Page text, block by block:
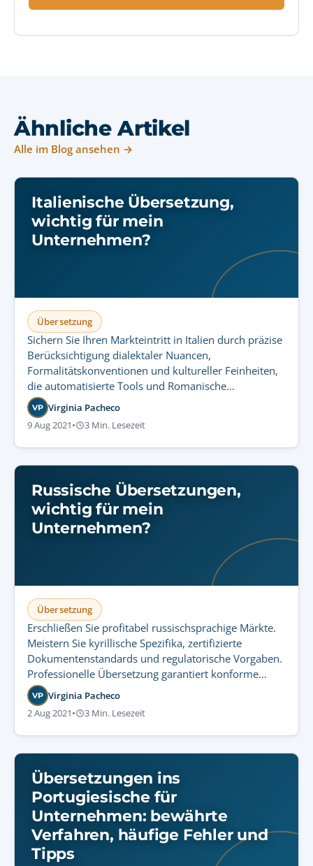
Ähnliche Artikel
Alle im Blog ansehen →
Italienische Übersetzung,
wichtig für mein
Unternehmen?
Übersetzung
Sichern Sie Ihren Markteintritt in Italien durch präzise
Berücksichtigung dialektaler Nuancen,
Formalitätskonventionen und kultureller Feinheiten,
die automatisierte Tools und Romanische
Sprachvereinfachungen nicht ersetzen können.
VP Virginia Pacheco
9 Aug 2021• 3 Min. Lesezeit
Russische Übersetzungen,
wichtig für mein
Unternehmen?
Übersetzung
Erschließen Sie profitabel russischsprachige Märkte.
Meistern Sie kyrillische Spezifika, zertifizierte
Dokumentenstandards und regulatorische Vorgaben.
Professionelle Übersetzung garantiert konforme
Geschäftsvorgänge.
VP Virginia Pacheco
2 Aug 2021• 3 Min. Lesezeit
Übersetzungen ins
Portugiesische für
Unternehmen: bewährte
Verfahren, häufige Fehler und
Tipps